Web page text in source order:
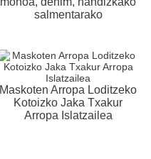
salmentarako
Maskoten Arropa Loditzeko
Kotoizko Jaka Txakur
Arropa Islatzailea